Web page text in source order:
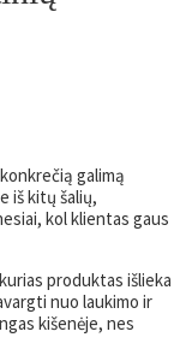
galimą
iš kitų šalių,
kol klientas gaus
produktas išlieka
nuo laukimo ir
kišenėje, nes